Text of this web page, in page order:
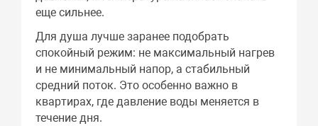
еще сильнее.
Для душа лучше заранее подобрать
спокойный режим: не максимальный нагрев
и не минимальный напор, а стабильный
средний поток. Это особенно важно в
квартирах, где давление воды меняется в
течение дня.